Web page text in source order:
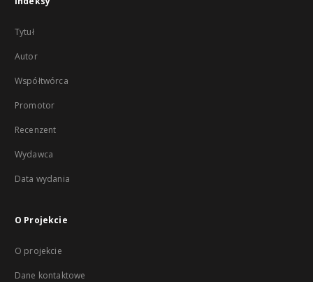
Tytuł
Autor
Współtwórca
Promotor
Recenzent
Wydawca
Data wydania
O Projekcie
O projekcie
Dane kontaktowe